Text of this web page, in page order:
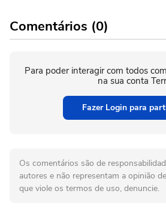
Comentários (0)
Para poder interagir com todos
na sua conta
Fazer Login para
Os comentários são de
autores e não representam a opinião
que viole os termos de uso, denuncie.